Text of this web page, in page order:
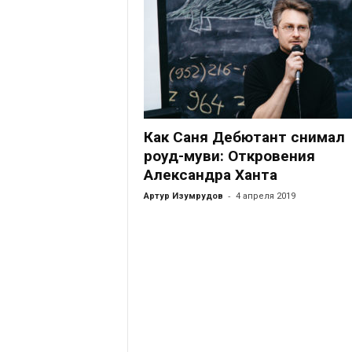
Как Саня Дебютант снимал
роуд-муви: Откровения
Александра Ханта
Артур Изумрудов - 4 апреля 2019